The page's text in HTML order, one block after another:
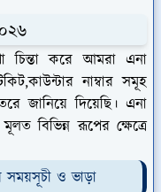
চিন্তা করে আমরা এনা
নাম্বার সমূহ
জানিয়ে দিয়েছি। এনা
বিভিন্ন রূপের ক্ষেত্রে
সময়সূচী ও ভাড়া